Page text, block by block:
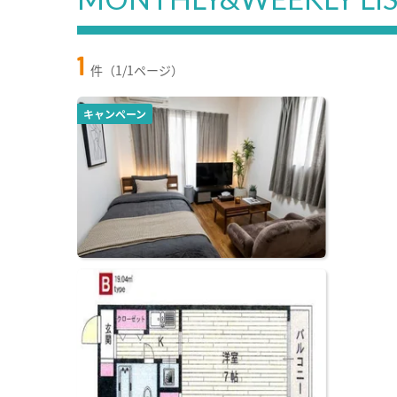
1 件（1/1ページ）
キャンペーン